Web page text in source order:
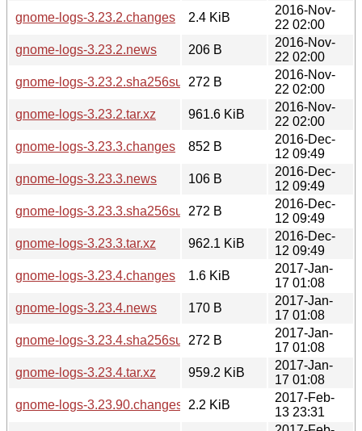
gnome-logs-3.23.2.changes
2.4 KiB
2016-Nov-
22 02:00
gnome-logs-3.23.2.news
206 B
2016-Nov-
22 02:00
gnome-logs-3.23.2.sha256sum272 B
2016-Nov-
22 02:00
gnome-logs-3.23.2.tar.xz
961.6 KiB
2016-Nov-
22 02:00
gnome-logs-3.23.3.changes
852 B
2016-Dec-
12 09:49
gnome-logs-3.23.3.news
106 B
2016-Dec-
12 09:49
gnome-logs-3.23.3.sha256sum272 B
2016-Dec-
12 09:49
gnome-logs-3.23.3.tar.xz
962.1 KiB
2016-Dec-
12 09:49
gnome-logs-3.23.4.changes
1.6 KiB
2017-Jan-
17 01:08
gnome-logs-3.23.4.news
170 B
2017-Jan-
17 01:08
gnome-logs-3.23.4.sha256sum272 B
2017-Jan-
17 01:08
gnome-logs-3.23.4.tar.xz
959.2 KiB
2017-Jan-
17 01:08
gnome-logs-3.23.90.changes
2.2 KiB
2017-Feb-
13 23:31